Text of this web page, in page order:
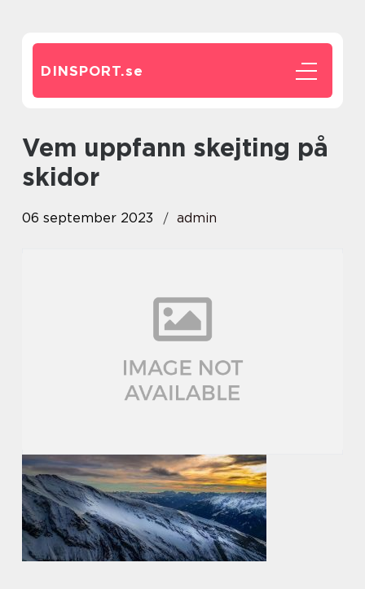
DINSPORT.se
vem uppfann skejting på
skidor
06 september 2023 admin